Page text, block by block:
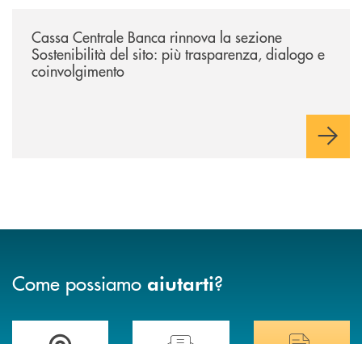
Cassa Centrale Banca rinnova la sezione
Sostenibilità del sito: più trasparenza, dialogo e
coinvolgimento
Come possiamo aiutarti?
Trova la filiale più vicina a TeHai bisogno di assistenza immediata?
Hai bisogno di